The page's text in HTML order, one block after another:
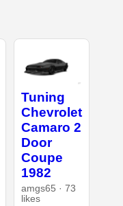
Tuning
Chevrolet
Camaro 2
Door
Coupe
1982
amgs65 · 73
likes